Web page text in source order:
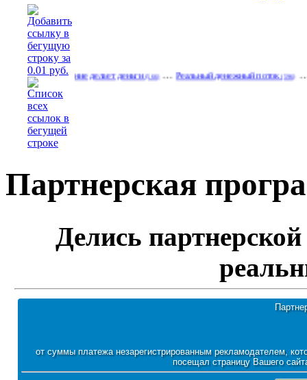
Расширение делает деньги(566)…Реальный денежный поток(596)…
Партнерская
Делись
от суммы платежа незарегистрированным рекламодателем,
посещал страницу Вашего